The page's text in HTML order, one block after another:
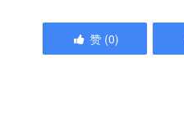
赞 (0)